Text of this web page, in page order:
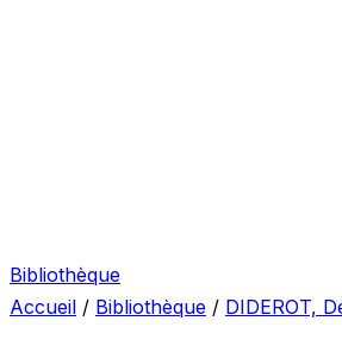
Bibliothèque
Accueil / Bibliothèque / DIDEROT,